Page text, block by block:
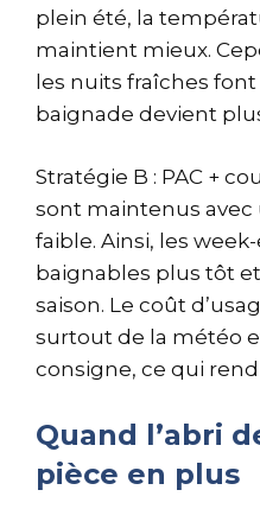
plein été, la
maintient mieux.
les nuits fraîches
baignade devient
Stratégie B : PAC +
sont maintenus
faible. Ainsi, les
baignables plus tôt
saison. Le coût
surtout de la météo
consigne, ce qui
Quand l’abri
pièce en plus